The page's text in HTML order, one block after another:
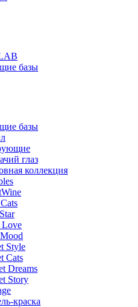
базы
базы
глаз
коллекция
Love
Style
Cats
Dreams
Story
краска